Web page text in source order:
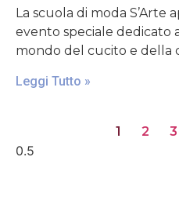
La scuola di moda
evento speciale dedicato
mondo del cucito e della
Leggi Tutto »
1 2 3